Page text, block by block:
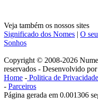
Veja também os nossos sites
Significado dos Nomes
O
Sonhos
Copyright © 2008-2026
reservados - Desenvolvido por
Home - Politica de Privacidade
- Parceiros
Página gerada em 0.001306